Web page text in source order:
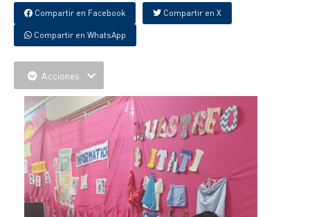
Compartir en Facebook Compartir en X
Compartir en WhatsApp
Acciones